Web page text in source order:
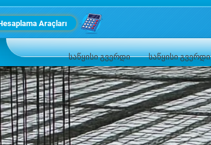
Araçları
საწყისი გვერდი საწყისი გვერდი